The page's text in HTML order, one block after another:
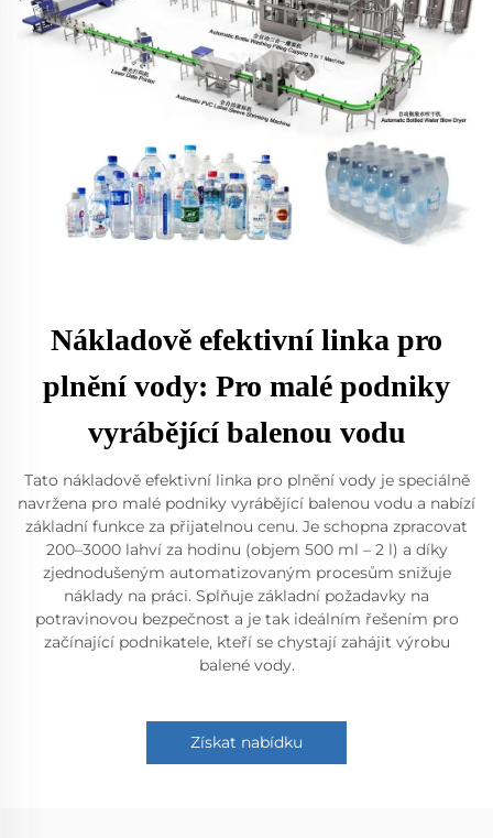
Nákladově efektivní linka pro
plnění vody: Pro malé podniky
vyrábějící balenou vodu
Tato nákladově efektivní linka pro plnění vody je speciálně
navržena pro malé podniky vyrábějící balenou vodu a nabízí
základní funkce za přijatelnou cenu. Je schopna zpracovat
200–3000 lahví za hodinu (objem 500 ml – 2 l) a díky
zjednodušeným automatizovaným procesům snižuje
náklady na práci. Splňuje základní požadavky na
potravinovou bezpečnost a je tak ideálním řešením pro
začínající podnikatele, kteří se chystají zahájit výrobu
balené vody.
Získat nabídku